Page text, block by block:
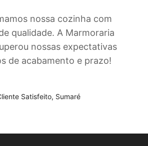
nossa cozinha com
qualidade. A Marmoraria
nossas expectativas
de acabamento e prazo!
Satisfeito, Sumaré